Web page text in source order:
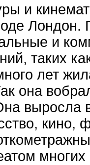
и
и
таких
лет
она
выросла
кино,